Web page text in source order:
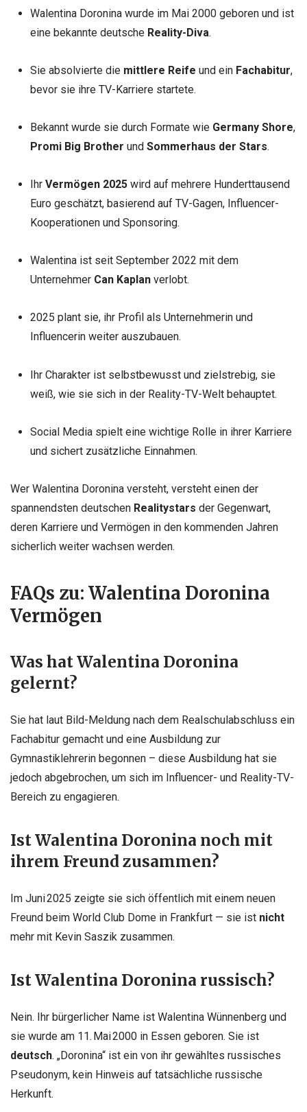
Walentina Doronina wurde im Mai 2000 geboren und ist
eine bekannte deutsche Reality-Diva.
Sie absolvierte die mittlere Reife und ein Fachabitur,
bevor sie ihre TV-Karriere startete.
Bekannt wurde sie durch Formate wie Germany Shore,
Promi Big Brother und Sommerhaus der Stars.
Ihr Vermögen 2025wird auf mehrere Hunderttausend
Euro geschätzt, basierend auf TV-Gagen, Influencer-
Kooperationen und Sponsoring.
Walentina ist seit September 2022 mit dem
Unternehmer Can Kaplanverlobt.
2025 plant sie, ihr Profil als Unternehmerin und
Influencerin weiter auszubauen.
Ihr Charakter ist selbstbewusst und zielstrebig, sie
weiß, wie sie sich in der Reality-TV-Welt behauptet.
Social Media spielt eine wichtige Rolle in ihrer Karriere
und sichert zusätzliche Einnahmen.
Wer Walentina Doronina versteht, versteht einen der
spannendsten deutschen Realitystars der Gegenwart,
deren Karriere und Vermögen in den kommenden Jahren
sicherlich weiter wachsen werden.
FAQs zu: Walentina Doronina
Vermögen
Was hat Walentina Doronina
gelernt?
Sie hat laut Bild-Meldung nach dem Realschulabschluss ein
Fachabitur gemacht und eine Ausbildung zur
Gymnastiklehrerin begonnen – diese Ausbildung hat sie
jedoch abgebrochen, um sich im Influencer- und Reality-TV-
Bereich zu engagieren.
Ist Walentina Doronina noch mit
ihrem Freund zusammen?
Im Juni 2025 zeigte sie sich öffentlich mit einem neuen
Freund beim World Club Dome in Frankfurt — sie ist nicht
mehr mit Kevin Saszik zusammen.
Ist Walentina Doronina russisch?
Nein. Ihr bürgerlicher Name ist Walentina Wünnenberg und
sie wurde am 11. Mai 2000 in Essen geboren. Sie ist
deutsch. „Doronina“ ist ein von ihr gewähltes russisches
Pseudonym, kein Hinweis auf tatsächliche russische
Herkunft.